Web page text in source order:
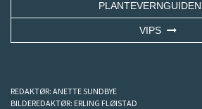
PLANTEVERNGUIDEN
VIPS
REDAKTØR: ANETTE SUNDBYE
BILDEREDAKTØR: ERLING FLØISTAD